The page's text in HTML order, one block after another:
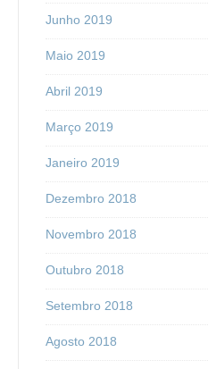
Junho 2019
Maio 2019
Abril 2019
Março 2019
Janeiro 2019
Dezembro 2018
Novembro 2018
Outubro 2018
Setembro 2018
Agosto 2018